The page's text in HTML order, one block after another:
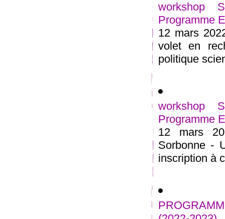
workshop
Programme
12 mars
volet en
politique
workshop
Programme
12 mars
Sorbonne -
inscription à